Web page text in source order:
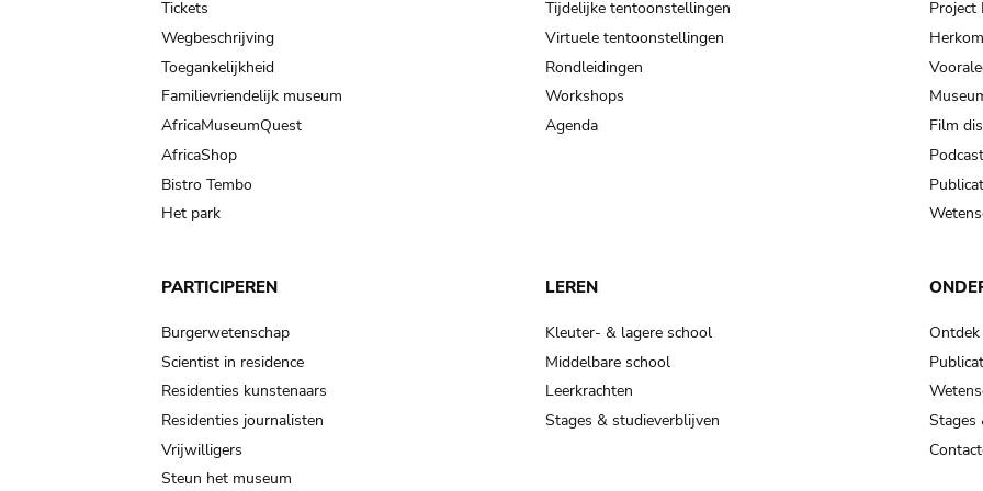
Tickets
Wegbeschrijving
Toegankelijkheid
Familievriendelijk museum
AfricaMuseumQuest
AfricaShop
Bistro Tembo
Het park
Tijdelijke tentoonstellingen
Virtuele tentoonstellingen
Rondleidingen
Workshops
Agenda
Project
Film
PARTICIPEREN
Burgerwetenschap
Scientist in residence
Residenties kunstenaars
Residenties journalisten
Vrijwilligers
Steun het museum
LEREN
Kleuter- & lagere school
Middelbare school
Leerkrachten
Stages & studieverblijven
Stages